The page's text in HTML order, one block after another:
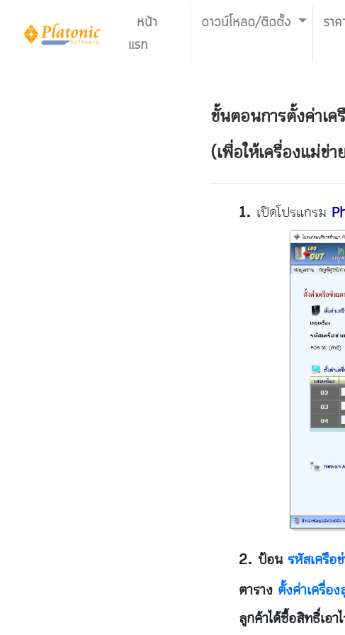
หน้า
แรก
ดาวน์โหลด/ติดตั้ง รา
ขั้นตอนการตั้งค่าเ
(เพื่อให้เครื่องแม่ข่
เปิดโปรแกรม
ป้อนรหัสเครือ
ตาราง ตั้งค่าเครื่อ
ลูกค้าได้ซื้อสิทธิ์เอา